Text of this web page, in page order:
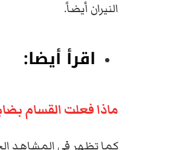
النيران أيضاً.
اقرأ أيضا:
ماذا فعلت القسام
كما تظهر في المشاهد